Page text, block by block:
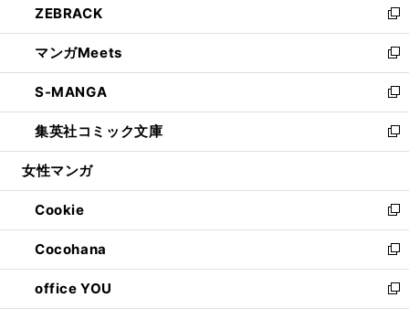
く
で
開
く
ド
ウ
で
開
く
ィ
ン
ド
ウ
で
開
く
い
ウ
ィ
ン
ド
ウ
で
開
ZEBRACK
新
し
い
ウ
ィ
ン
ド
ウ
開
く
マンガMeets
新
し
い
ウ
ィ
ン
ウ
で
開
く
S-MANGA
新
し
い
ウ
ン
ド
ウ
で
開
く
集英社コミック文庫
新
し
ウ
ィ
ン
ド
ウ
で
開
女性マンガ
Cookie
新
し
い
ウ
ィ
ン
Cocohana
新
し
い
ウ
office YOU
新
し